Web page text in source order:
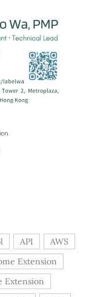
API
AWS
Extension
Extension